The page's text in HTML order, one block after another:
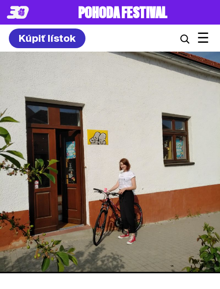
POHODA FESTIVAL
Kúpiť lístok ☰